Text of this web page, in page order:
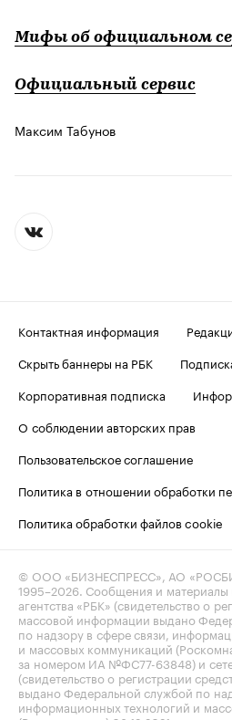
Мифы об официальном
Официальный сервис
Максим Табунов
Контактная информация
Скрыть баннеры на РБК
Корпоративная подписка
О соблюдении авторских прав
Пользовательское соглашение
Политика в отношении обработки
Политика обработки файлов cookie
© ООО «БИЗНЕСПРЕСС», АО
1995–2026 . Сообщения и
агентства «РБК» (свидетельство о
массовой информации выдано
по надзору в сфере связи,
и массовых коммуникаций
за номером ИА №ФС77-63848) и
(свидетельство о регистрации
выдано Федеральной службой по
информационных технологий и